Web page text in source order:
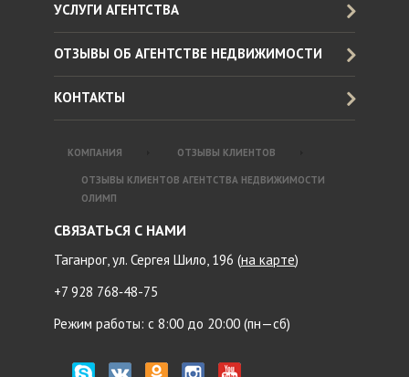
УСЛУГИ АГЕНТСТВА
ОТЗЫВЫ ОБ АГЕНТСТВЕ НЕДВИЖИМОСТИ
КОНТАКТЫ
КОМПАНИЯ ОТЗЫВЫ КЛИЕНТОВ
ОТЗЫВЫ КЛИЕНТОВ АГЕНТСТВА НЕДВИЖИМОСТИ
ОЛИМП
СВЯЗАТЬСЯ С НАМИ
Таганрог, ул. Сергея Шило, 196 (на карте)
+7 928 768‑48-75
Режим работы: с 8:00 до 20:00 (пн—сб)